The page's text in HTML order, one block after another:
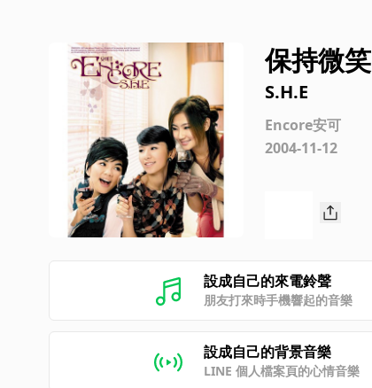
保持微笑
S.H.E
Encore安可
2004-11-12
設成自己的來電鈴聲
朋友打來時手機響起的音樂
設成自己的背景音樂
LINE 個人檔案頁的心情音樂